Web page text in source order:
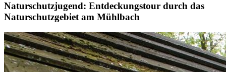
Naturschutzjugend: Entdeckungstour durch das
Naturschutzgebiet am Mühlbach